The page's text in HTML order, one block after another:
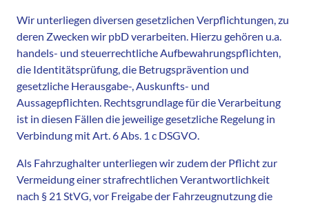
Wir unterliegen diversen gesetzlichen Verpflichtungen, zu
deren Zwecken wir pbD verarbeiten. Hierzu gehören u.a.
handels- und steuerrechtliche Aufbewahrungspflichten,
die Identitätsprüfung, die Betrugsprävention und
gesetzliche Herausgabe-, Auskunfts- und
Aussagepflichten. Rechtsgrundlage für die Verarbeitung
ist in diesen Fällen die jeweilige gesetzliche Regelung in
Verbindung mit Art. 6 Abs. 1 c DSGVO.
Als Fahrzughalter unterliegen wir zudem der Pflicht zur
Vermeidung einer strafrechtlichen Verantwortlichkeit
nach § 21 StVG, vor Freigabe der Fahrzeugnutzung die